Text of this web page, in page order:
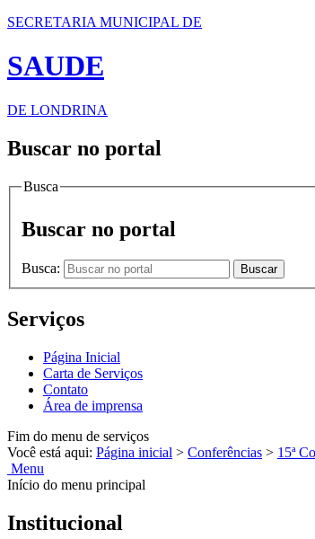
SECRETARIA MUNICIPAL DE
SAUDE
DE LONDRINA
Buscar no portal
Busca
Buscar no portal
Busca: Buscar
Serviços
Página Inicial
Carta de Serviços
Contato
Área de imprensa
Fim do menu de serviços
Você está aqui: Página inicial > Conferências > 15ª
Menu
Início do menu principal
Institucional